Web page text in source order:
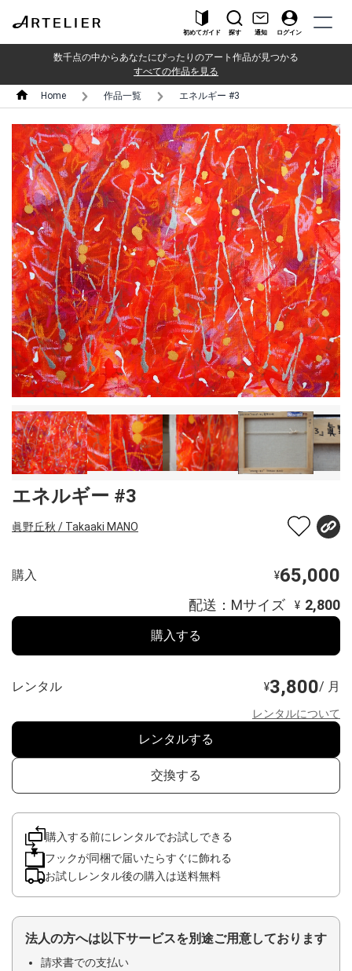
初めてガイド 探す 通知 ログイン
数千点の中からあなたにぴったりのアート作品が見つかる
すべての作品を見る
Home 作品一覧 エネルギー #3
エネルギー #3
眞野丘秋 / Takaaki MANO
購入 ¥65,000
配送：Mサイズ ¥ 2,800
購入する
レンタル ¥3,800/ 月
レンタルについて
レンタルする
交換する
購入する前にレンタルでお試しできる
フックが同梱で届いたらすぐに飾れる
お試しレンタル後の購入は送料無料
法人の方へは以下サービスを別途ご用意しております
請求書での支払い